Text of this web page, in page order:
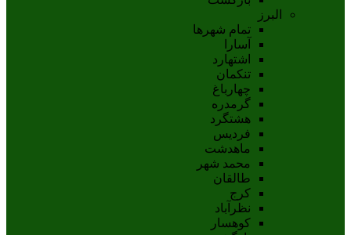
البرز
تمام شهر‌ها
آسارا
اشتهارد
تنکمان
چهارباغ
گرمدره
هشتگرد
فردیس
ماهدشت
محمد شهر
طالقان
کرج
نظرآباد
کوهسار